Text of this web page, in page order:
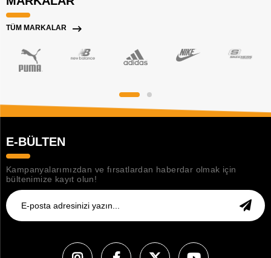
TÜM MARKALAR
E-BÜLTEN
Kampanyalarımızdan ve fırsatlardan haberdar olmak için
bültenimize kayıt olun!